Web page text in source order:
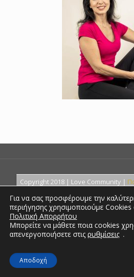
Copyright 2018 | Love Community |
Rights Reserved.
Για να σας προσφέρουμε την
περιήγησης χρησιμοποιούμε
Πολιτική Απορρήτου
Μπορείτε να μάθετε ποια cookies
απενεργοποιήσετε στις ρυθμίσεις .
Αποδοχή